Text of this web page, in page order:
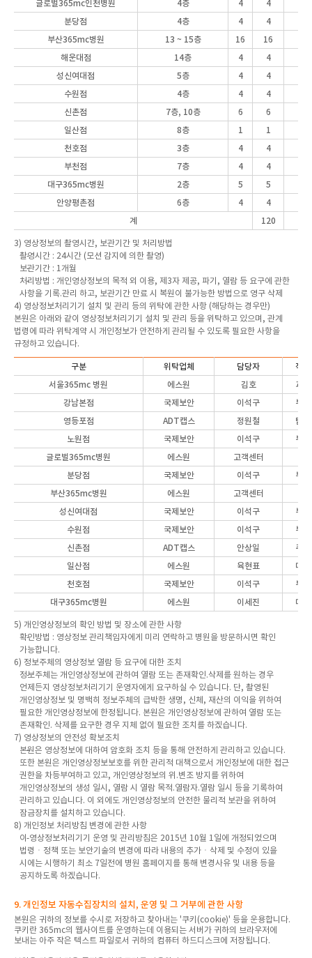
글로벌365mc인천병원 4층 4 4
분당점
4층 4
4
부산365mc병원
13 ~ 15층 16
16
해운대점
14층 4 4
성신여대점
5층 4
4
수원점
4층 4
4
신촌점
7층, 10층 6
6
일산점
8층 1
1
천호점
3층 4
4
부천점
7층 4
4
대구365mc병원
2층 5
5
안양평촌점
6층 4
4
계
120
3) 영상정보의 촬영시간, 보관기간 및 처리방법
촬영시간 : 24시간 (모션 감지에 의한 촬영)
보관기간 : 1개월
처리방법 : 개인영상정보의 목적 외 이용, 제3자 제공, 파기, 열람 등 요구에 관한
사항을 기록.관리 하고, 보관기간 만료 시 복원이 불가능한 방법으로 영구 삭제
4) 영상정보처리기기 설치 및 관리 등의 위탁에 관한 사항 (해당하는 경우만)
본원은 아래와 같이 영상정보처리기기 설치 및 관리 등을 위탁하고 있으며, 관계
법령에 따라 위탁계약 시 개인정보가 안전하게 관리될 수 있도록 필요한 사항을
규정하고 있습니다.
구분 위탁업체 담당자
직위
서울365mc 병원
에스원 김호
과장
강남본점
국제보안 이석구
부장
영등포점
ADT캡스 정원철
팀장
노원점
국제보안 이석구
부장
글로벌365mc병원
에스원
고객센터
분당점
국제보안 이석구
부장
부산365mc병원
에스원
고객센터
성신여대점
국제보안 이석구
부장
수원점
국제보안 이석구
부장
신촌점
ADT캡스 안상일
주임
일산점
에스원 육현표
대표
천호점
국제보안 이석구
부장
대구365mc병원
에스원 이세진 대리
5) 개인영상정보의 확인 방법 및 장소에 관한 사항
확인방법 : 영상정보 관리책임자에게 미리 연락하고 병원을 방문하시면 확인
가능합니다.
6) 정보주체의 영상정보 열람 등 요구에 대한 조치
정보주체는 개인영상정보에 관하여 열람 또는 존재확인.삭제를 원하는 경우
언제든지 영상정보처리기기 운영자에게 요구하실 수 있습니다. 단, 촬영된
개인영상정보 및 명백히 정보주체의 급박한 생명, 신체, 재산의 이익을 위하여
필요한 개인영상정보에 한정됩니다. 본원은 개인영상정보에 관하여 열람 또는
존재확인. 삭제를 요구한 경우 지체 없이 필요한 조치를 하겠습니다.
7) 영상정보의 안전성 확보조치
본원은 영상정보에 대하여 암호화 조치 등을 통해 안전하게 관리하고 있습니다.
또한 본원은 개인영상정보보호를 위한 관리적 대책으로서 개인정보에 대한 접근
권한을 차등부여하고 있고, 개인영상정보의 위.변조 방지를 위하여
개인영상정보의 생성 일시, 열람 시 열람 목적.열람자.열람 일시 등을 기록하여
관리하고 있습니다. 이 외에도 개인영상정보의 안전한 물리적 보관을 위하여
잠금장치를 설치하고 있습니다.
8) 개인정보 처리방침 변경에 관한 사항
이 영상정보처리기기 운영 및 관리방침은 2015년 10월 1일에 개정되었으며
법령ㆍ정책 또는 보안기술의 변경에 따라 내용의 추가ㆍ삭제 및 수정이 있을
시에는 시행하기 최소 7일전에 병원 홈페이지를 통해 변경사유 및 내용 등을
공지하도록 하겠습니다.
9. 개인정보 자동수집장치의 설치, 운영 및 그 거부에 관한 사항
본원은 귀하의 정보를 수시로 저장하고 찾아내는 '쿠키(cookie)' 등을 운용합니다.
쿠키란 365mc의 웹사이트를 운영하는데 이용되는 서버가 귀하의 브라우저에
보내는 아주 작은 텍스트 파일로서 귀하의 컴퓨터 하드디스크에 저장됩니다.